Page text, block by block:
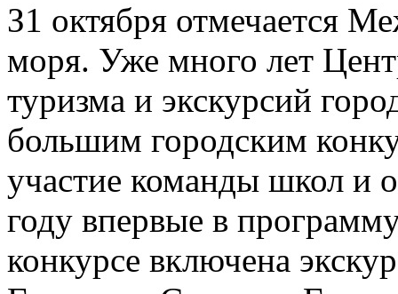
З1 октября отмечается
моря. Уже много лет
туризма и экскурсий
большим городским
участие команды школ и
году впервые в
конкурсе включена